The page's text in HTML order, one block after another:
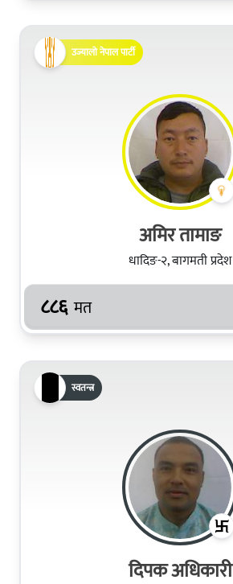
उज्यालो नेपाल पार्टी
अमिर तामाङ
धादिङ-२, बागमती प्रदेश
८८६ मत
स्वतन्त्र
दिपक अधिकारी